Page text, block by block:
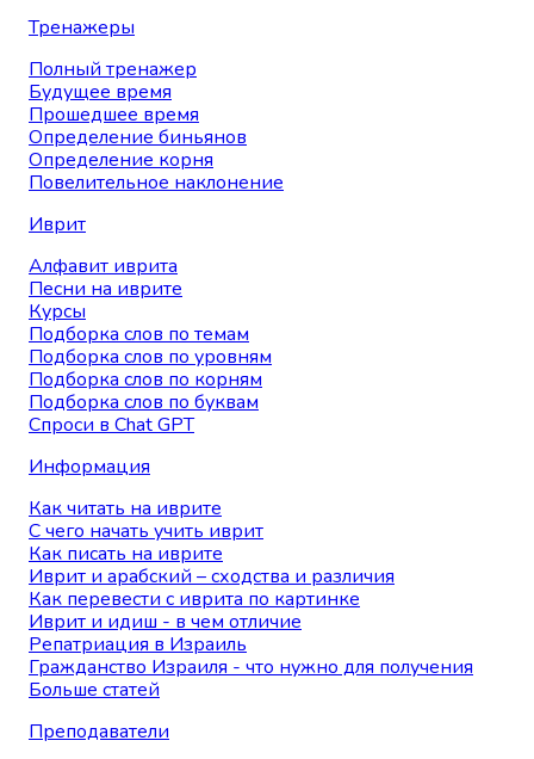
Тренажеры
Полный тренажер
Будущее время
Прошедшее время
Определение биньянов
Определение корня
Повелительное наклонение
Иврит
Алфавит иврита
Песни на иврите
Курсы
Подборка слов по темам
Подборка слов по уровням
Подборка слов по корням
Подборка слов по буквам
Спроси в Chat GPT
Информация
Как читать на иврите
С чего начать учить иврит
Как писать на иврите
Иврит и арабский – сходства и различия
Как перевести с иврита по картинке
Иврит и идиш - в чем отличие
Репатриация в Израиль
Гражданство Израиля - что нужно для получения
Больше статей
Преподаватели